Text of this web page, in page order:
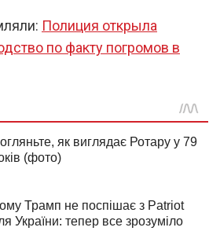
Полиция открыла
по факту погромов в